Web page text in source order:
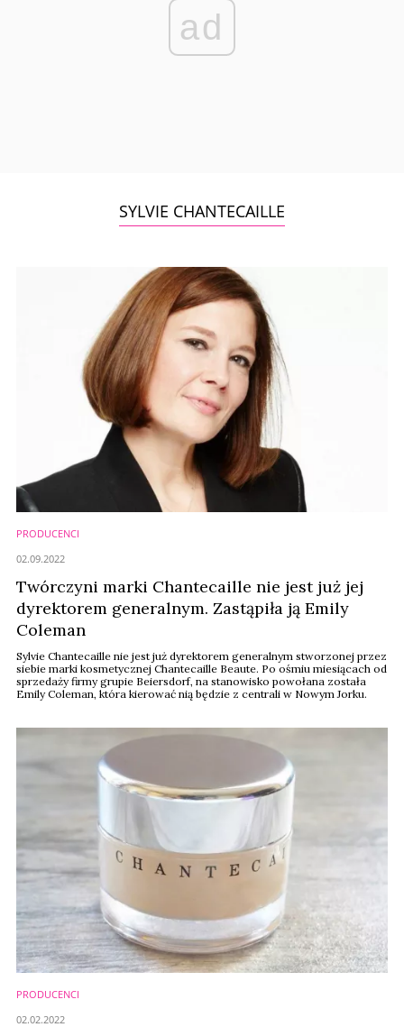
ad
SYLVIE CHANTECAILLE
PRODUCENCI
Twórczyni marki Chantecaille nie jest już jej
dyrektorem generalnym. Zastąpiła ją Emily
Coleman
Sylvie Chantecaille nie jest już dyrektorem generalnym stworzonej przez
siebie marki kosmetycznej Chantecaille Beaute. Po ośmiu miesiącach od
sprzedaży firmy grupie Beiersdorf, na stanowisko powołana została
Emily Coleman, która kierować nią będzie z centrali w Nowym Jorku.
02.09.2022
PRODUCENCI
02.02.2022